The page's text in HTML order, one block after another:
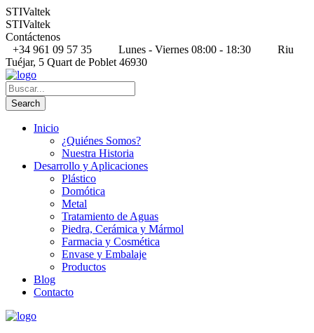
STIValtek
STIValtek
Contáctenos
+34 961 09 57 35
Lunes - Viernes 08:00 - 18:30
Riu
Tuéjar, 5 Quart de Poblet 46930
Inicio
¿Quiénes Somos?
Nuestra Historia
Desarrollo y Aplicaciones
Plástico
Domótica
Metal
Tratamiento de Aguas
Piedra, Cerámica y Mármol
Farmacia y Cosmética
Envase y Embalaje
Productos
Blog
Contacto